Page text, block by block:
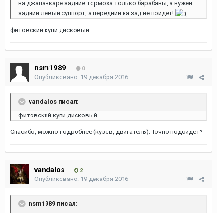
на джапанкаре задние тормоза только барабаны, а нужен
задний левый суппорт, а передний на зад не пойдет!
фитовский купи дисковый
nsm1989 0
Опубликовано: 19 декабря 2016
vandalos писал:
фитовский купи дисковый
Спасибо, можно подробнее (кузов, двигатель). Точно подойдет?
vandalos 2
Опубликовано: 19 декабря 2016
nsm1989 писал: